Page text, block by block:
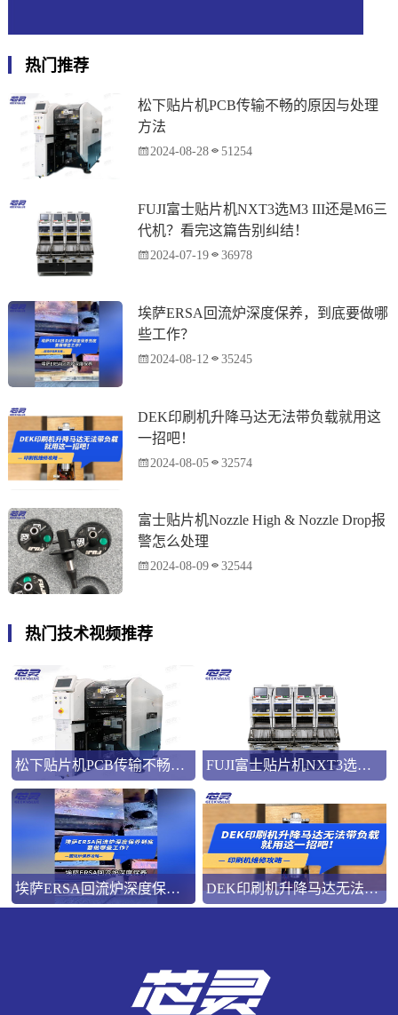
热门推荐
松下贴片机PCB传输不畅的原因与处理
方法
2024-08-28 51254
FUJI富士贴片机NXT3选M3 III还是M6三
代机？看完这篇告别纠结！
2024-07-19 36978
埃萨ERSA回流炉深度保养，到底要做哪
些工作？
2024-08-12 35245
DEK印刷机升降马达无法带负载就用这
一招吧！
2024-08-05 32574
富士贴片机Nozzle High & Nozzle Drop报
警怎么处理
2024-08-09 32544
热门技术视频推荐
松下贴片机PCB传输不畅的原因与处理方法 FUJI富士贴片机NXT3选M3 III还是M6三代机？看完这篇告别纠结！
埃萨ERSA回流炉深度保养，到底要做哪些工作？ DEK印刷机升降马达无法带负载就用这一招吧！